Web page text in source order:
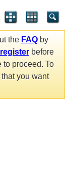
the FAQ by
register before
to proceed. To
you want